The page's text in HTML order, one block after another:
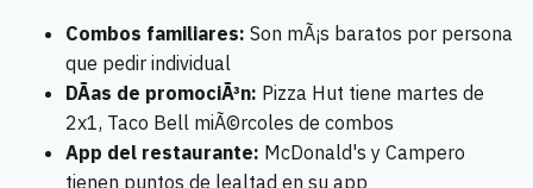
Combos familiares: Son mÃ¡s baratos por persona
que pedir individual
DÃ­as de promociÃ³n: Pizza Hut tiene martes de
2x1, Taco Bell miÃ©rcoles de combos
App del restaurante: McDonald's y Campero
tienen puntos de lealtad en su app